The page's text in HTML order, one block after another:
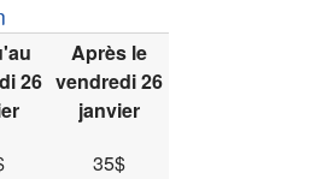
26
Après le
vendredi 26
janvier
35$